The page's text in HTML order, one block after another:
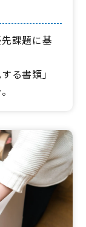
課題に基
る書類」